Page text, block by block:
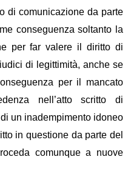
di comunicazione da parte
conseguenza soltanto la
per far valere il diritto di
di legittimità, anche se
per il mancato
nell’atto scritto di
un inadempimento idoneo
in questione da parte del
comunque a nuove